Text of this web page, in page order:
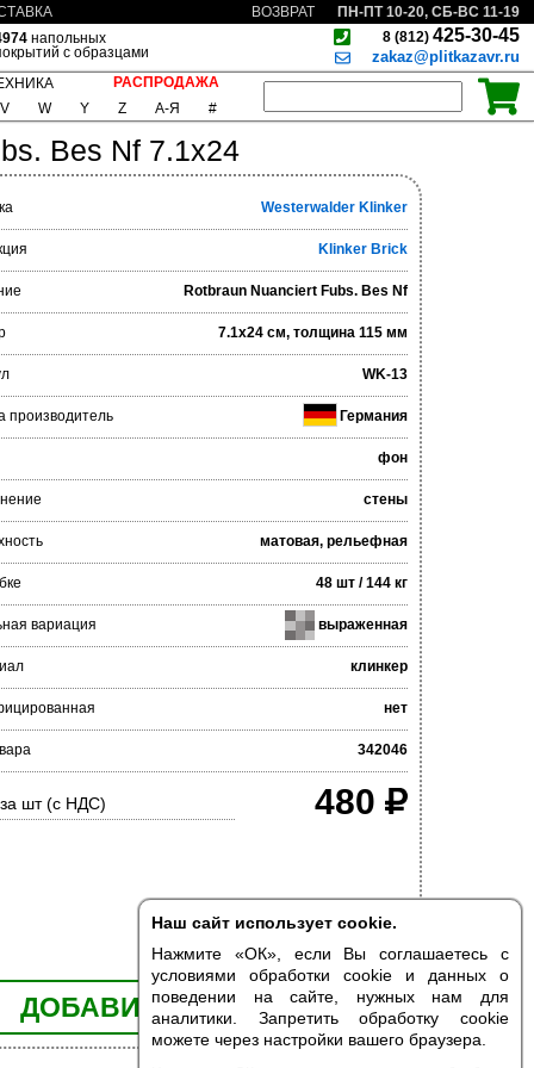
Наш сайт использует cookie.
Нажмите «ОК», если Вы соглашаетесь с
условиями обработки cookie и данных о
поведении на сайте, нужных нам для
аналитики. Запретить обработку cookie
можете через настройки вашего браузера.
ВОЗВРАТ
ПН-ПТ 10-20, СБ-ВС 11-19
напольных
с образцами
8 (812) 425-30-45
zakaz@plitkazavr.ru
РАСПРОДАЖА
V W Y Z А-Я #
Bes Nf 7.1x24
Westerwalder Klinker
Klinker Brick
Rotbraun Nuanciert Fubs. Bes Nf
7.1x24 см, толщина 115 мм
WK-13
производитель Германия
фон
стены
матовая, рельефная
48 шт / 144 кг
вариация выраженная
клинкер
нет
342046
шт (с НДС) 480
ДОБАВИТЬ В КОРЗИНУ